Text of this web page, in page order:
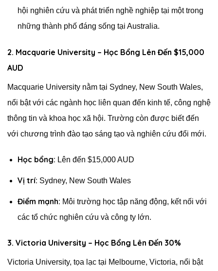
hội nghiên cứu và phát triển nghề nghiệp tại một trong
những thành phố đáng sống tại Australia.
2. Macquarie University – Học Bổng Lên Đến $15,000
AUD
Macquarie University nằm tại Sydney, New South Wales,
nổi bật với các ngành học liên quan đến kinh tế, công nghệ
thông tin và khoa học xã hội. Trường còn được biết đến
với chương trình đào tạo sáng tạo và nghiên cứu đổi mới.
Học bổng: Lên đến $15,000 AUD
Vị trí: Sydney, New South Wales
Điểm mạnh: Môi trường học tập năng động, kết nối với
các tổ chức nghiên cứu và công ty lớn.
3. Victoria University – Học Bổng Lên Đến 30%
Victoria University, tọa lạc tại Melbourne, Victoria, nổi bật